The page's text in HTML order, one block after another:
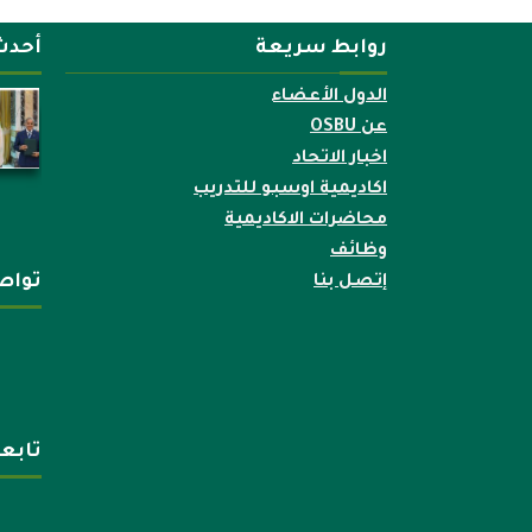
روابط سريعة
الدول الأعضاء
عن OSBU
اخبار الاتحاد
اكاديمية اوسبو للتدريب
محاضرات الاكاديمية
وظائف
إتصل بنا